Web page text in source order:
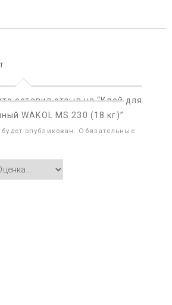
оставил отзыв на “Клей для
WAKOL MS 230 (18 кг)”
опубликован. Обязательные